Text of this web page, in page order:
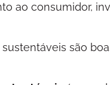
ao consumidor,
são